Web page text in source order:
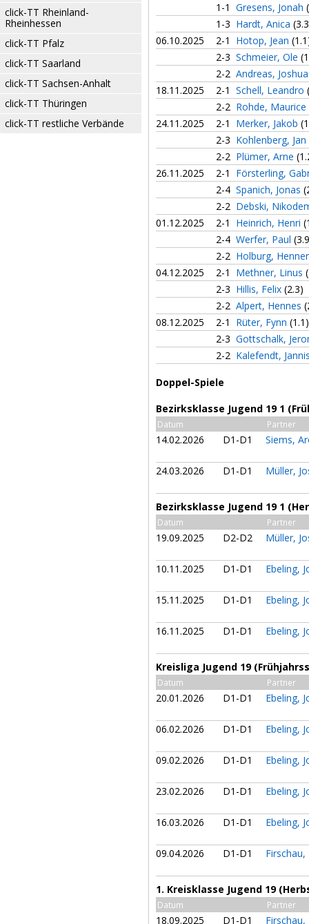
click-TT Rheinland-
Rheinhessen
click-TT Pfalz
click-TT Saarland
click-TT Sachsen-Anhalt
click-TT Thüringen
click-TT restliche Verbände
1-1 Gresens, Jonah
1-3 Hardt, Anica
06.10.2025
2-1 Hotop, Jean
2-3 Schmeier, Ole
2-2 Andreas,
18.11.2025
2-1 Schell, Leandro
2-2 Rohde, Maurice
24.11.2025
2-1 Merker, Jakob
2-3 Kohlenberg,
2-2 Plümer, Arne
26.11.2025
2-1
Försterling,
2-4 Spanich, Jonas
2-2 Debski,
01.12.2025
2-1 Heinrich, Henri
2-4 Werfer, Paul
2-2 Holburg,
04.12.2025
2-1 Methner, Linus
2-3 Hillis, Felix (2.3)
2-2 Alpert, Hennes
08.12.2025
2-1 Rüter, Fynn (1.1)
2-3 Gottschalk,
2-2 Kalefendt,
Doppel-Spiele
Bezirksklasse Jugend 19 1
Datum Partner
14.02.2026 D1-D1 Siems,
24.03.2026 D1-D1 Müller,
Bezirksklasse Jugend 19 1
Datum Partner
19.09.2025 D2-D2 Müller,
10.11.2025 D1-D1 Ebeling,
15.11.2025 D1-D1 Ebeling,
16.11.2025 D1-D1 Ebeling,
Kreisliga Jugend 19
Datum Partner
20.01.2026 D1-D1 Ebeling,
06.02.2026 D1-D1 Ebeling,
09.02.2026 D1-D1 Ebeling,
23.02.2026 D1-D1 Ebeling,
16.03.2026 D1-D1 Ebeling,
09.04.2026 D1-D1
1. Kreisklasse Jugend 19
Datum Partner
18.09.2025 D1-D1